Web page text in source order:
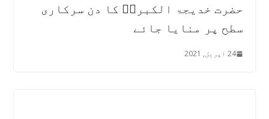
حضرت خدیجۃ الکبریؑ کا دن سرکاری
سطح پر منایا جائے
24 اپریل, 2021